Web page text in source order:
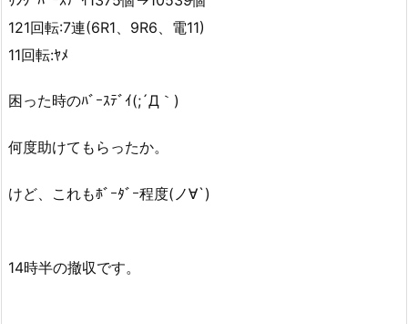
121回転:7連(6R1、9R6、電11)
11回転:ﾔﾒ
困った時のﾊﾞｰｽﾃﾞｲ(;´Д｀)
何度助けてもらったか。
けど、これもﾎﾞｰﾀﾞｰ程度(ノ∀`)
14時半の撤収です。